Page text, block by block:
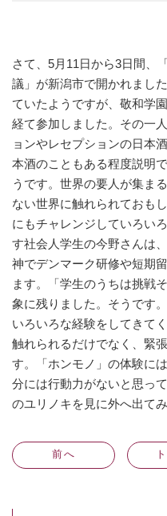
さて、5月11日から3日間、
議」が新潟市で開かれまし
ていたようですが、敬和学
経て参加しました。その一
ョンやレセプションの日本
本酒のこともある程度説明
うです。世界の要人が集ま
ない世界に触れられておも
にもチャレンジしていろい
す社会人学生の今野さんは
神でデンマーク研修や短期
ます。「学生のうちは挑戦
象に残りました。そうです
いろいろな経験をしてきて
触れられるだけでなく、緊
す。「ホンモノ」の体験に
分には行動力がないと思っ
のユリノキを見に外へ出て
前へ